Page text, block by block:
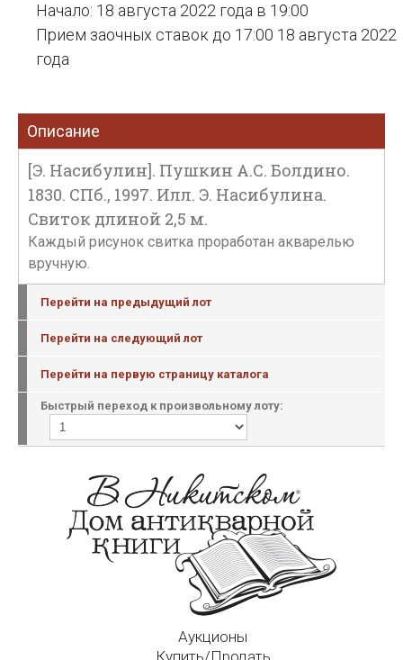
Начало: 18 августа 2022 года в 19:00
Прием заочных ставок до 17:00 18 августа 2022
года
Описание
[Э. Насибулин]. Пушкин А.С. Болдино.
1830. СПб., 1997. Илл. Э. Насибулина.
Свиток длиной 2,5 м.
Каждый рисунок свитка проработан акварелью
вручную.
Перейти на предыдущий лот
Перейти на следующий лот
Перейти на первую страницу каталога
Быстрый переход к произвольному лоту:
Аукционы
Купить/Продать